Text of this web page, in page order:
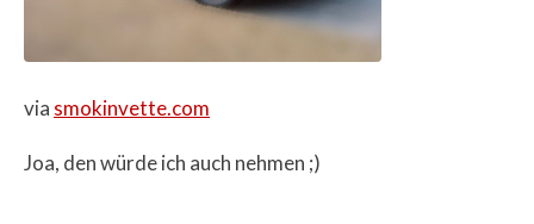
via smokinvette.com
Joa, den würde ich auch nehmen ;)